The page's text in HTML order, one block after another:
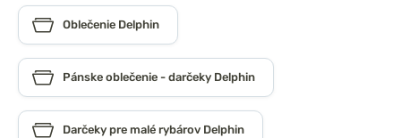
Oblečenie Delphin
Pánske oblečenie - darčeky Delphin
Darčeky pre malé rybárov Delphin